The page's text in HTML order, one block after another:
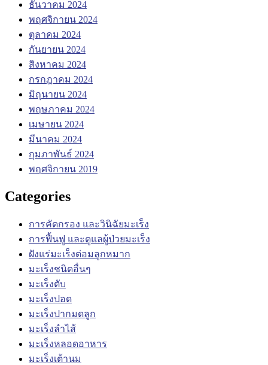
ธันวาคม 2024
พฤศจิกายน 2024
ตุลาคม 2024
กันยายน 2024
สิงหาคม 2024
กรกฎาคม 2024
มิถุนายน 2024
พฤษภาคม 2024
เมษายน 2024
มีนาคม 2024
กุมภาพันธ์ 2024
พฤศจิกายน 2019
Categories
การคัดกรอง และวินิฉัยมะเร็ง
การฟื้นฟู และดูแลผู้ป่วยมะเร็ง
ฝังแร่มะเร็งต่อมลูกหมาก
มะเร็งชนิดอื่นๆ
มะเร็งตับ
มะเร็งปอด
มะเร็งปากมดลูก
มะเร็งลำไส้
มะเร็งหลอดอาหาร
มะเร็งเต้านม